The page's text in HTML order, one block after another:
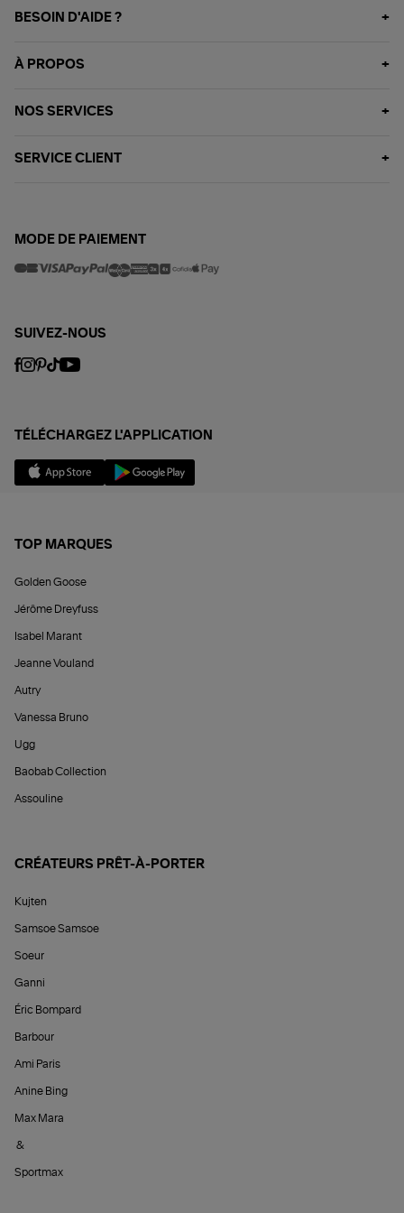
BESOIN D'AIDE ?
À PROPOS
NOS SERVICES
SERVICE CLIENT
MODE DE PAIEMENT
SUIVEZ-NOUS
TÉLÉCHARGEZ L'APPLICATION
TOP MARQUES
Golden Goose
Jérôme Dreyfuss
Isabel Marant
Jeanne Vouland
Autry
Vanessa Bruno
Ugg
Baobab Collection
Assouline
CRÉATEURS PRÊT-À-PORTER
Kujten
Samsoe Samsoe
Soeur
Ganni
Éric Bompard
Barbour
Ami Paris
Anine Bing
Max Mara
&
Sportmax